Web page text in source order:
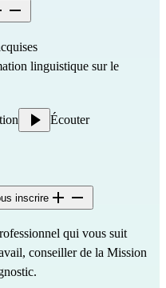
linguistique sur le
Écouter
inscrire
qui vous suit
conseiller de la Mission